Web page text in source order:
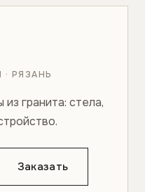
РЯЗАНЬ
гранита: стела,
Заказать